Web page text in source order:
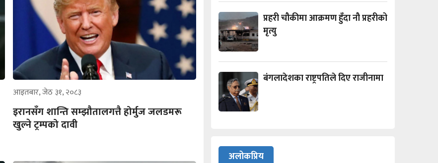
आइतबार, जेठ ३१, २०८३
इरानसँग शान्ति सम्झौतालगत्तै होर्मुज जलडमरू
खुल्ने ट्रम्पको दावी
प्रहरी चौकीमा आक्रमण हुँदा नौ प्रहरीको
मृत्यु
बंगलादेशका राष्ट्रपतिले दिए राजीनामा
अलोकप्रिय